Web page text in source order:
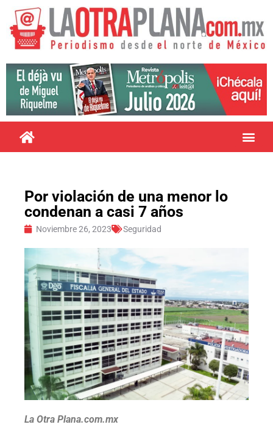
Por violación de una menor lo
condenan a casi 7 años
Noviembre 26, 2023 Seguridad
La Otra Plana.com.mx